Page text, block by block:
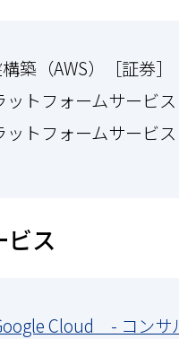
築（AWS）［証券］
トフォームサービ
トフォームサービス
ビス
Cloud - コンサ